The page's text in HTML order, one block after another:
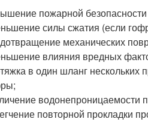
пожарной
силы сжатия (если
механических
влияния вредных
в один шланг нескольких
водонепроницаемости
повторной прокладки